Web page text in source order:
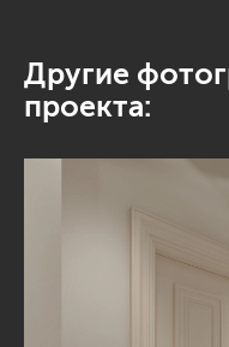
Другие
проекта: